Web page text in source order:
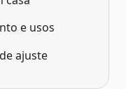
e usos
ajuste